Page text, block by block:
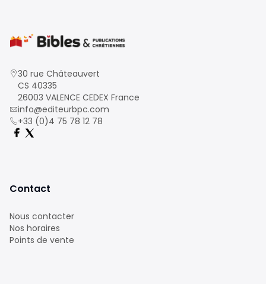
30 rue Châteauvert
CS 40335
26003 VALENCE CEDEX France
info@editeurbpc.com
+33 (0)4 75 78 12 78
Contact
Nous contacter
Nos horaires
Points de vente